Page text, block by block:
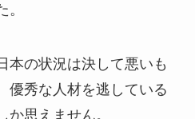
本の状況は決して悪いも
優秀な人材を逃している
か思えません。